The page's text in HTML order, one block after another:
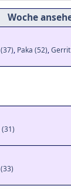
(37), Paka (52),Gerrit
(31)
(33)